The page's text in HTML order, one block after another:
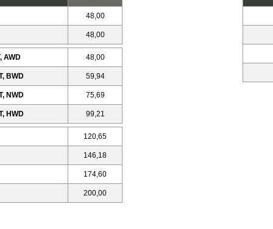
48,00
48,00
AWD 48,00
BWD 59,94
NWD 75,69
HWD 99,21
120,65
146,18
174,60
200,00